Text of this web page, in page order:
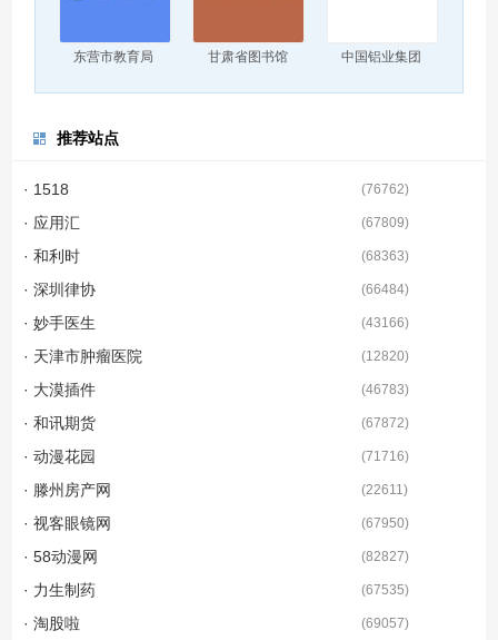
东营市教育局 甘肃省图书馆 中国铝业集团
推荐站点
· 1518 (76762)
· 应用汇 (67809)
· 和利时 (68363)
· 深圳律协 (66484)
· 妙手医生 (43166)
· 天津市肿瘤医院 (12820)
· 大漠插件 (46783)
· 和讯期货 (67872)
· 动漫花园 (71716)
· 滕州房产网 (22611)
· 视客眼镜网 (67950)
· 58动漫网 (82827)
· 力生制药 (67535)
· 淘股啦 (69057)